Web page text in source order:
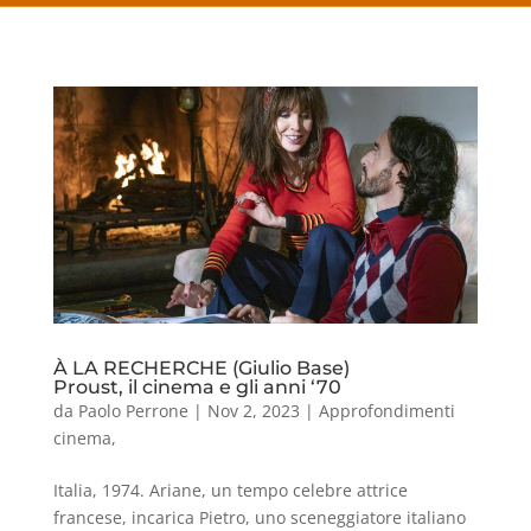
À LA RECHERCHE (Giulio Base)
Proust, il cinema e gli anni ‘70
da Paolo Perrone | Nov 2, 2023 | Approfondimenti
cinema,
Italia, 1974. Ariane, un tempo celebre attrice
francese, incarica Pietro, uno sceneggiatore italiano